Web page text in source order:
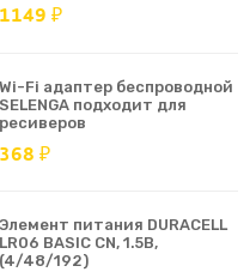
1149 ₽
Wi-Fi адаптер беспроводной
SELENGA подходит для
ресиверов
368 ₽
Элемент питания DURACELL
LR06 BASIC CN, 1.5В,
(4/48/192)